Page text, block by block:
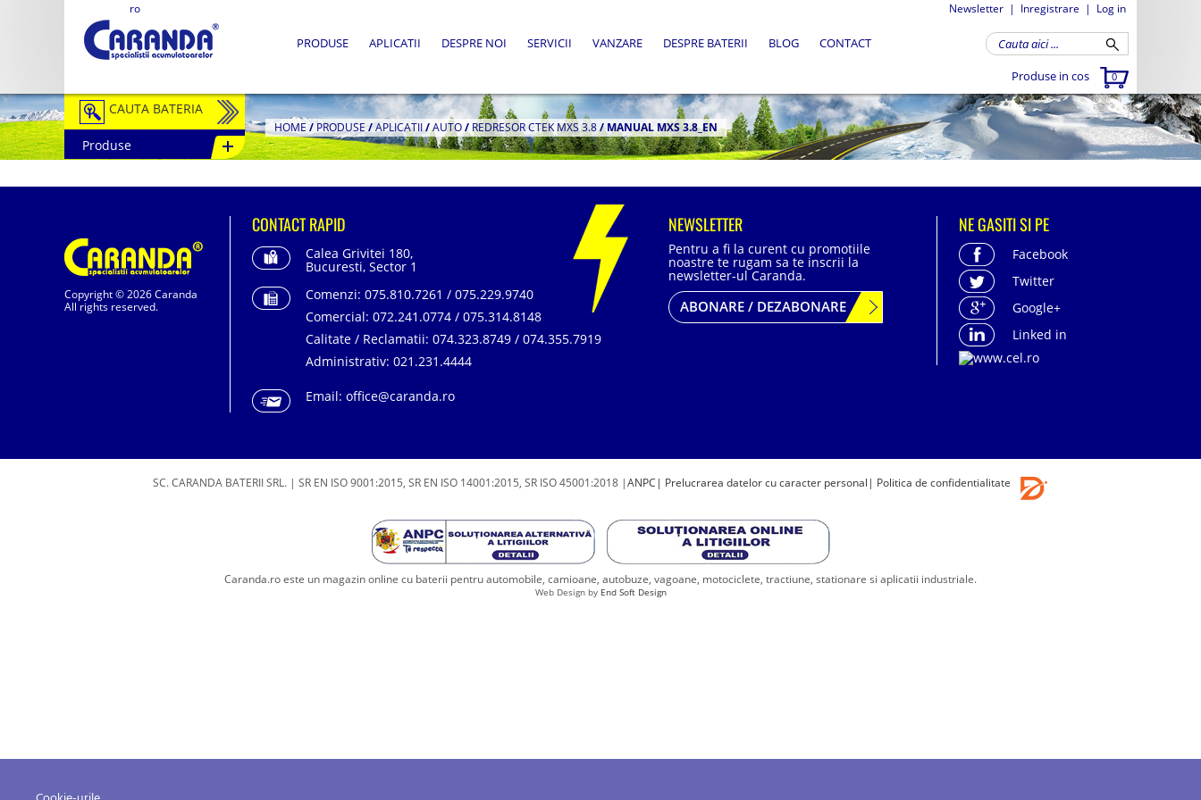
ro Newsletter | Inregistrare | Log in
Produse in cos 0
PRODUSE APLICATII DESPRE NOI SERVICII VANZARE DESPRE BATERII BLOG CONTACT
CAUTA BATERIA
Auto / Moto
Tractiune
Stationare
Redresoare
Produse
HOME/PRODUSE /APLICATII/AUTO/ REDRESOR CTEK MXS 3.8/MANUAL MXS 3.8_EN
Copyright © 2026 Caranda
All rights reserved.
CONTACT RAPID
Calea Grivitei 180,
Bucuresti, Sector 1
Comenzi: 075.810.7261 / 075.229.9740
Comercial: 072.241.0774 / 075.314.8148
Calitate / Reclamatii: 074.323.8749 / 074.355.7919
Administrativ: 021.231.4444
Email: office@caranda.ro
NEWSLETTER
Pentru a fi la curent cu promotiile
noastre te rugam sa te inscrii la
newsletter-ul Caranda.
ABONARE / DEZABONARE
NE GASITI SI PE
Facebook
Twitter
Google+
Linked in
SC. CARANDA BATERII SRL. | SR EN ISO 9001:2015, SR EN ISO 14001:2015, SR ISO 45001:2018 |ANPC | Prelucrarea datelor cu caracter personal | Politica de confidentialitate
Caranda.ro este un magazin online cu baterii pentru automobile, camioane, autobuze, vagoane, motociclete, tractiune, stationare si aplicatii industriale.
Web Design by End Soft Design